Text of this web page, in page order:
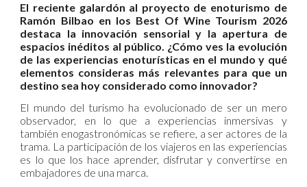
El reciente galardón al proyecto de enoturismo de
Ramón Bilbao en los Best Of Wine Tourism 2026
destaca la innovación sensorial y la apertura de
espacios inéditos al público. ¿Cómo ves la evolución
de las experiencias enoturísticas en el mundo y qué
elementos consideras más relevantes para que un
destino sea hoy considerado como innovador?
El mundo del turismo ha evolucionado de ser un mero
observador, en lo que a experiencias inmersivas y
también enogastronómicas se refiere, a ser actores de la
trama. La participación de los viajeros en las experiencias
es lo que los hace aprender, disfrutar y convertirse en
embajadores de una marca.